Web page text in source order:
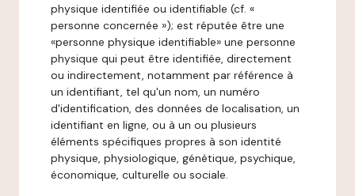
physique identifiée ou identifiable (cf. «
personne concernée »); est réputée être une
«personne physique identifiable» une personne
physique qui peut être identifiée, directement
ou indirectement, notamment par référence à
un identifiant, tel qu'un nom, un numéro
d'identification, des données de localisation, un
identifiant en ligne, ou à un ou plusieurs
éléments spécifiques propres à son identité
physique, physiologique, génétique, psychique,
économique, culturelle ou sociale.